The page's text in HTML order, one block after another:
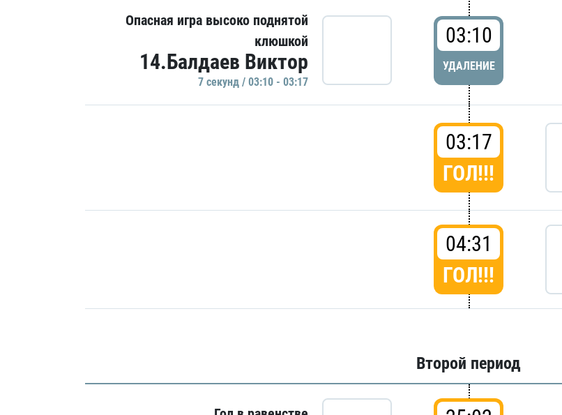
Опасная игра высоко поднятой
клюшкой
14.Балдаев Виктор
7 секунд / 03:10 - 03:17
03:10
УДАЛЕНИЕ
03:17
ГОЛ!!!
04:31
ГОЛ!!!
Второй период